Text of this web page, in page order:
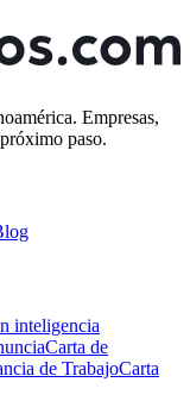
Empresas,
paso.
inteligencia
Carta de
de TrabajoCarta